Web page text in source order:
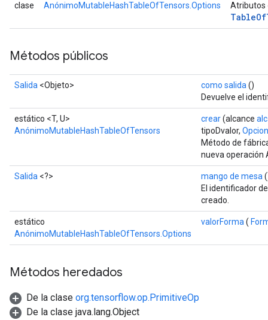
clase AnónimoMutableHashTableOfTensors.Options Atributos
TableOf
Métodos públicos
Salida <Objeto> como salida ()
Devuelve el
estático <T, U>
AnónimoMutableHashTableOfTensors
crear(alcance
tipoDvalor,
Método de
nueva operación
Salida <?> mango de mesa
El identificador
creado.
estático
AnónimoMutableHashTableOfTensors.Options
valorForma (
Métodos heredados
De la clase org.tensorflow.op.PrimitiveOp
De la clase java.lang.Object